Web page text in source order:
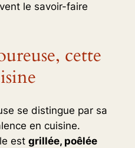
le savoir-faire
cette
se distingue par sa
en cuisine.
est grillée, poêlée